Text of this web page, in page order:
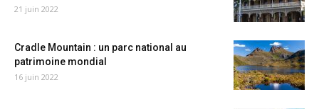
21 juin 2022
Cradle Mountain : un parc national au
patrimoine mondial
16 juin 2022